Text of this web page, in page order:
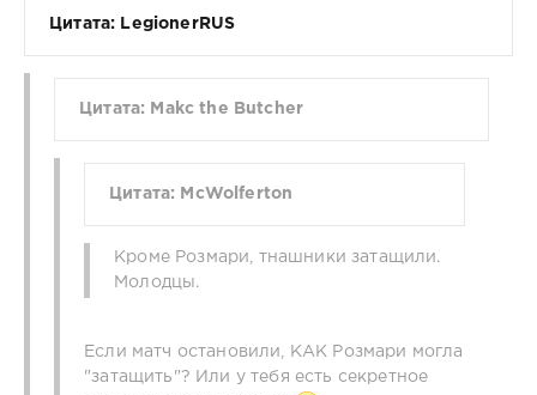
Цитата: LegionerRUS
Цитата: Makc the Butcher
Цитата: McWolferton
Кроме Розмари, тнашники затащили.
Молодцы.
Если матч остановили, КАК Розмари могла
"затащить"? Или у тебя есть секретное